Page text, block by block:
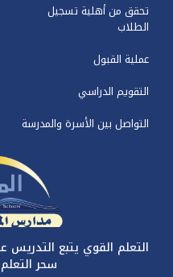
تحقق من أهلية تسجيل
الطلاب
عملية القبول
التقويم الدراسي
التواصل بين الأسرة والمدرسة
التعلم القوي يتبع
سحر